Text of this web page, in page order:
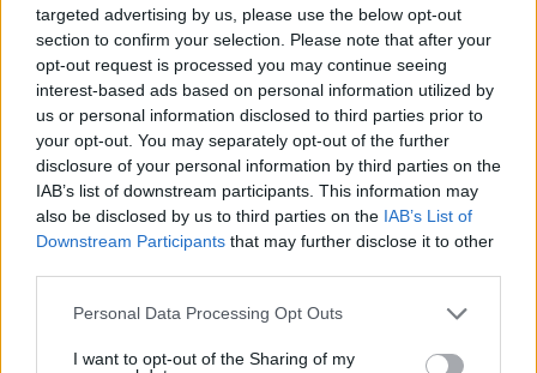
targeted advertising by us, please use the below opt-out
section to confirm your selection. Please note that after your
opt-out request is processed you may continue seeing
interest-based ads based on personal information utilized by
us or personal information disclosed to third parties prior to
your opt-out. You may separately opt-out of the further
disclosure of your personal information by third parties on the
IAB’s list of downstream participants. This information may
also be disclosed by us to third parties on the IAB’s List of
Downstream Participants that may further disclose it to other
Please note that this website/app uses one or more Google
not limited to your visit or usage behaviour. You may click to
Personal Data Processing Opt Outs
I want to opt-out of the Sharing of my
Ειδήσεις Δημοφιλή Σχολιασμένα
Μεγάλη φωτιά στο όρος Μπρόμο: Έκλεισε το εθνικό
πάρκο στην Ινδονησία
πριν 10 λεπτά
Το μενού της ημέρας - Τι τρώμε σήμερα Κυριακή
(9/8/2026)
πριν μία ώρα
09.08.2026, 05:51
Δυστύχημα στο Περού: Δεκατρείς νεκροί και τέσσερις